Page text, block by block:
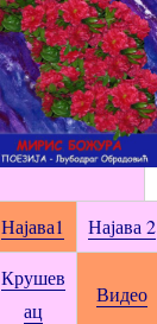
Најава1 Најава 2
Крушев
ац
Видео